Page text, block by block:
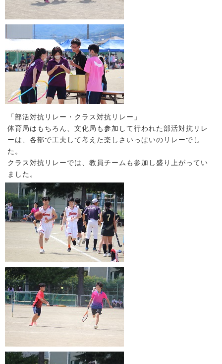
「部活対抗リレー・クラス対抗リレー」
体育局はもちろん、文化局も参加して行われた部活対抗リレ
ーは、各部で工夫して考えた楽しさいっぱいのリレーでし
た。
クラス対抗リレーでは、教員チームも参加し盛り上がってい
ました。